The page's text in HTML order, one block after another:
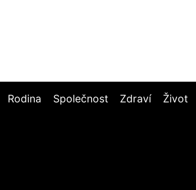
Rodina Společnost Zdraví Život